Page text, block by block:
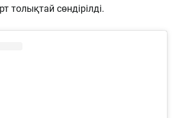
толықтай сөндірілді.